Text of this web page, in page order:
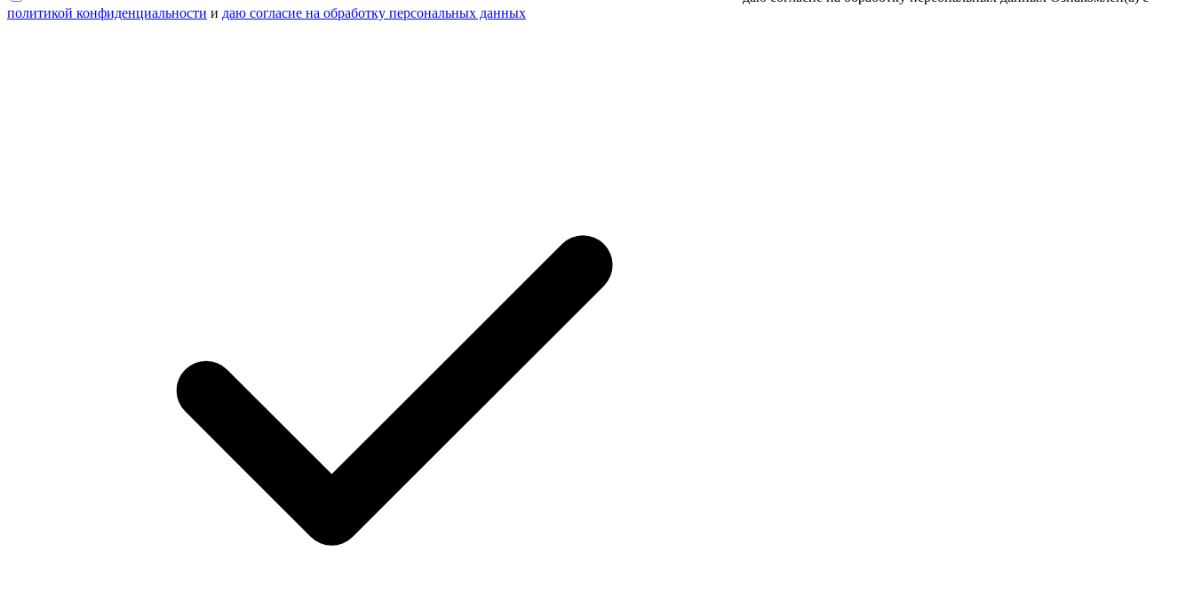
политикой конфиденциальности и даю согласие на обработку персональных данных